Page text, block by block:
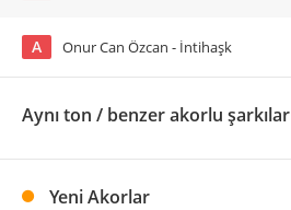
A Onur Can Özcan - İntihaşk
Aynı ton / benzer akorlu şarkılar
Yeni Akorlar